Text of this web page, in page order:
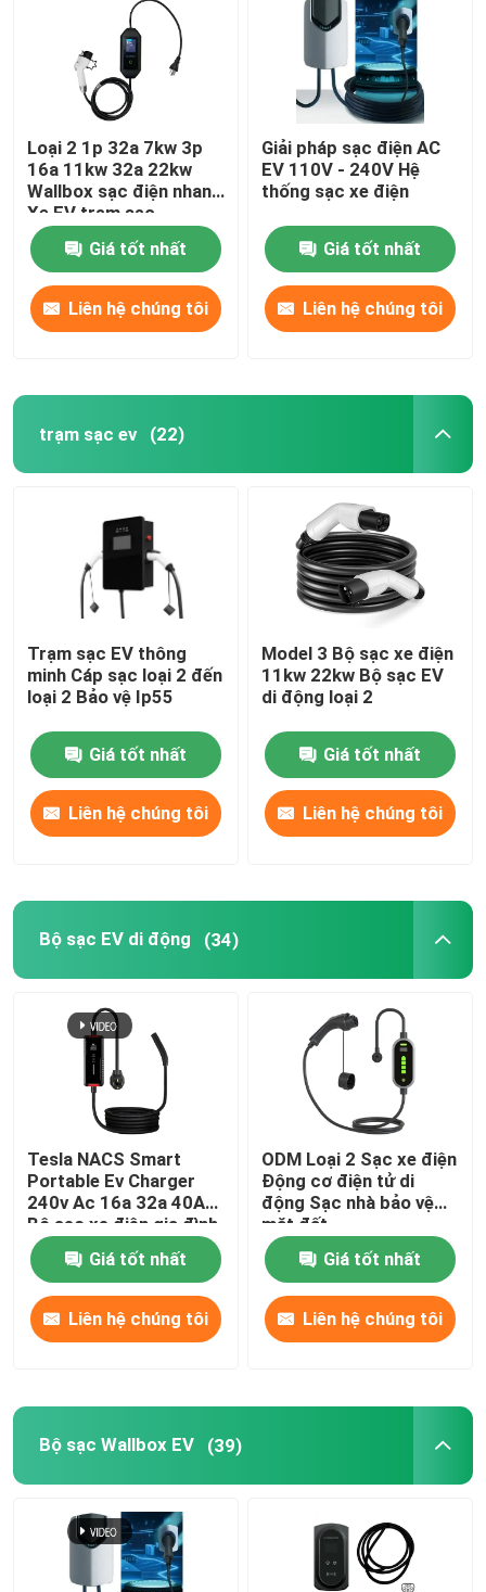
Về chúng tôi
Tham quan nhà máy
Kiểm soát chất lượng
Liên hệ chúng tôi
Yêu cầu báo giá
Giải pháp sạc xe điện
Bộ sạc Wallbox EV
cáp sạc ev
Dây nối dài bộ sạc EV
Bộ điều hợp sạc xe điện
Đầu nối sạc EV
Bộ điều chỉnh NACS của Tesla
Phụ kiện sạc xe điện
Bảng chuyển mạch ô tô
Loại 2 1p 32a 7kw 3p
16a 11kw 32a 22kw
Wallbox sạc điện nhanh
Xe EV trạm sạc
Giá tốt nhất
Liên hệ chúng tôi
Giải pháp sạc điện AC
EV 110V - 240V Hệ
thống sạc xe điện
Giá tốt nhất
Liên hệ chúng tôi
trạm sạc ev (22)
Trạm sạc EV thông
minh Cáp sạc loại 2 đến
loại 2 Bảo vệ Ip55
Giá tốt nhất
Liên hệ chúng tôi
Model 3 Bộ sạc xe điện
11kw 22kw Bộ sạc EV
di động loại 2
Giá tốt nhất
Liên hệ chúng tôi
Bộ sạc EV di động (34)
Tesla NACS Smart
Portable Ev Charger
240v Ac 16a 32a 40A
Bộ sạc xe điện gia đình
Giá tốt nhất
Liên hệ chúng tôi
ODM Loại 2 Sạc xe điện
Động cơ điện tử di
động Sạc nhà bảo vệ
mặt đất
Giá tốt nhất
Liên hệ chúng tôi
Bộ sạc Wallbox EV (39)